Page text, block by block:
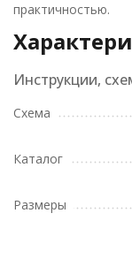
практичностью.
Инструкции,
Схема
Каталог
Размеры